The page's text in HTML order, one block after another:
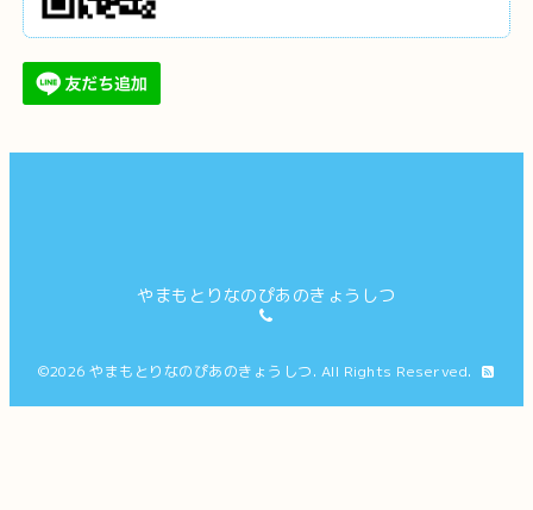
やまもとりなのぴあのきょうしつ
©2026やまもとりなのぴあのきょうしつ. All Rights Reserved.